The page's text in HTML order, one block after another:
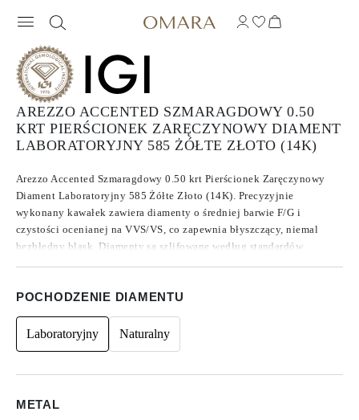
AREZZO ACCENTED SZMARAGDOWY 0.50
KRT PIERŚCIONEK ZARĘCZYNOWY DIAMENT
LABORATORYJNY 585 ŻÓŁTE ZŁOTO (14K)
Arezzo Accented Szmaragdowy 0.50 krt Pierścionek Zaręczynowy
Diament Laboratoryjny 585 Żółte Złoto (14K). Precyzyjnie
wykonany kawałek zawiera diamenty o średniej barwie F/G i
czystości ocenianej na VVS/VS, co zapewnia błyszczący, niemal
bezbłędny blask. Diamenty są szlifowane według standardów
te kamienie nie wykazują fluorescencji.
POCHODZENIE DIAMENTU
Laboratoryjny Naturalny
METAL